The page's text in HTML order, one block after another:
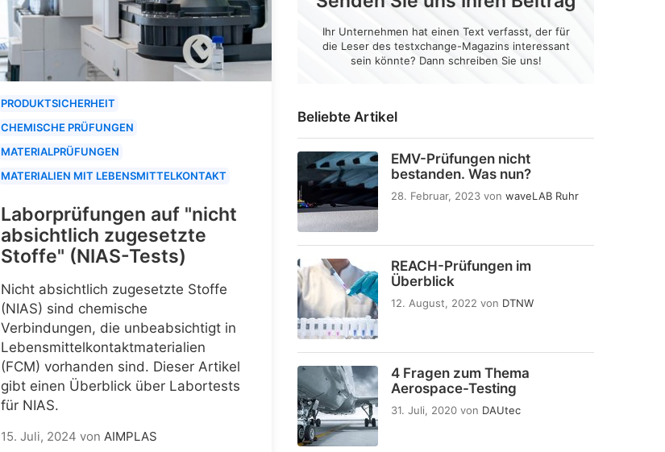
Beliebte Artikel
EMV-Prüfungen nicht
bestanden. Was nun?
28. Februar, 2023 von waveLAB Ruhr
REACH-Prüfungen im
Überblick
12. August, 2022 von DTNW
4 Fragen zum Thema
Aerospace-Testing
31. Juli, 2020 von DAUtec
Ihr Unternehmen hat einen Text verfasst, der für
die Leser des testxchange-Magazins interessant
sein könnte? Dann schreiben Sie uns!
PRODUKTSICHERHEIT
CHEMISCHE PRÜFUNGEN
MATERIALPRÜFUNGEN
MATERIALIEN MIT LEBENSMITTELKONTAKT
Laborprüfungen auf "nicht
absichtlich zugesetzte
Stoffe" (NIAS-Tests)
Nicht absichtlich zugesetzte Stoffe
(NIAS) sind chemische
Verbindungen, die unbeabsichtigt in
Lebensmittelkontaktmaterialien
(FCM) vorhanden sind. Dieser Artikel
gibt einen Überblick über Labortests
für NIAS.
15. Juli, 2024 von AIMPLAS